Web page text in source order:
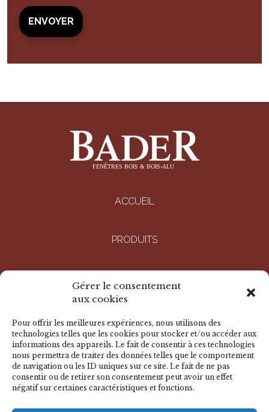
Gérer le consentement
aux cookies
Pour offrir les meilleures expériences, nous utilisons des
technologies telles que les cookies pour stocker et/ou accéder aux
informations des appareils. Le fait de consentir à ces technologies
nous permettra de traiter des données telles que le comportement
de navigation ou les ID uniques sur ce site. Le fait de ne pas
consentir ou de retirer son consentement peut avoir un effet
négatif sur certaines caractéristiques et fonctions.
pouvez consulter notre politique de confidentialité.
ACCUEIL
PRODUITS
RÉALISATIONS
DOCUMENTS
NOUS CONTACTER